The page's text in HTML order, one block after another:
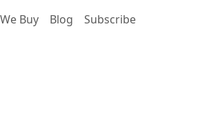
We Buy Blog Subscribe